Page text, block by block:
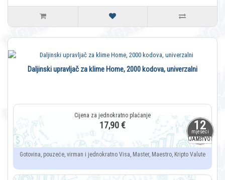
12
mjeseci
JAMSTVO
Daljinski upravljač za klime Home, 2000 kodova, univerzalni
17,90 €
Gotovina, pouzeće, virman i jednokratno Visa, Master, Maestro, Kripto Valute